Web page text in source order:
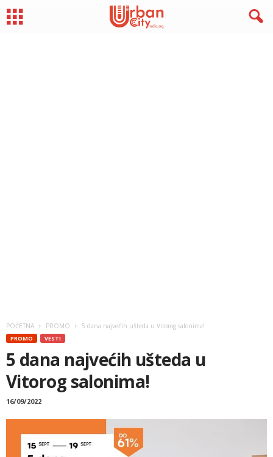
POČETNA PROMO 5 dana najvećih ušteda u Vitorog salonima!
PROMO VESTI
5 dana najvećih ušteda u
Vitorog salonima!
16/09/2022